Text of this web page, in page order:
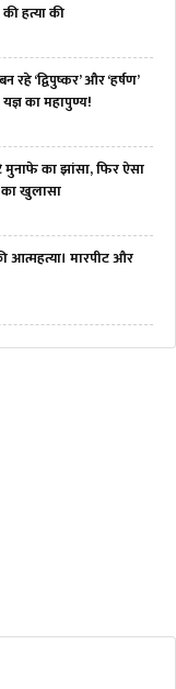
हत्या की
‘द्विपुष्कर’ और ‘हर्षण’
का महापुण्य!
का झांसा, फिर ऐसा
खुलासा
मारपीट और